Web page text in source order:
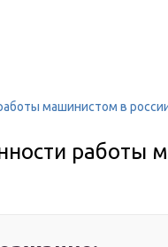
машинистом в
работы